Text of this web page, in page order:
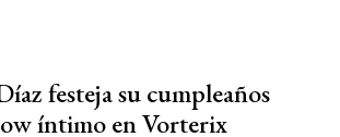
festeja su cumpleaños
íntimo en Vorterix